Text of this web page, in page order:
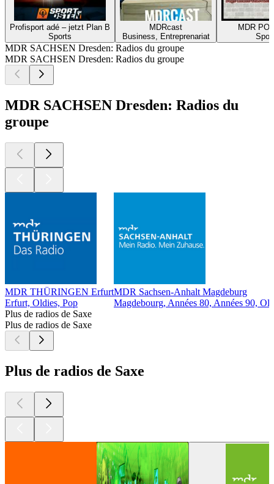
Profisport adé – jetzt Plan B
Sports
MDRcast
Business, Entreprenariat
MDR
MDR SACHSEN Dresden: Radios du groupe
MDR SACHSEN Dresden: Radios du groupe
MDR SACHSEN Dresden: Radios du
groupe
MDR THÜRINGEN Erfurt
Erfurt, Oldies, Pop
MDR Sachsen-Anhalt Magdeburg
Magdebourg, Années 80, Années 90,
Plus de radios de Saxe
Plus de radios de Saxe
Plus de radios de Saxe